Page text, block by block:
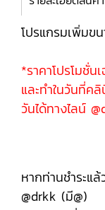
โปรแกรมเพิ่มข
*ราคาโปรโมชั่น
และทำในวันที่ค
วันได้ทางไลน์
หากท่านชำระแ
@drkk (มี@)